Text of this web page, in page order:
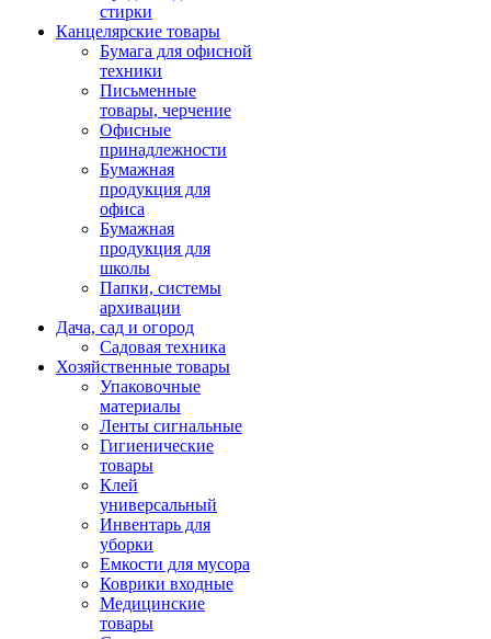
стирки
Канцелярские товары
Бумага для офисной
техники
Письменные
товары, черчение
Офисные
принадлежности
Бумажная
продукция для
офиса
Бумажная
продукция для
школы
Папки, системы
архивации
Дача, сад и огород
Садовая техника
Хозяйственные товары
Упаковочные
материалы
Ленты сигнальные
Гигиенические
товары
Клей
универсальный
Инвентарь для
уборки
Емкости для мусора
Коврики входные
Медицинские
товары